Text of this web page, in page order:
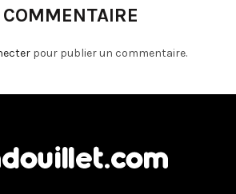
pour publier un commentaire.